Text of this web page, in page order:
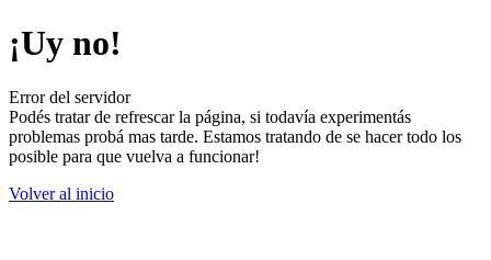
¡Uy no!
Error del servidor
Podés tratar de refrescar la página, si todavía experimentás
problemas probá mas tarde. Estamos tratando de se hacer todo los
posible para que vuelva a funcionar!
Volver al inicio